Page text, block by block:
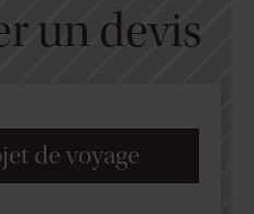
un devis
de voyage